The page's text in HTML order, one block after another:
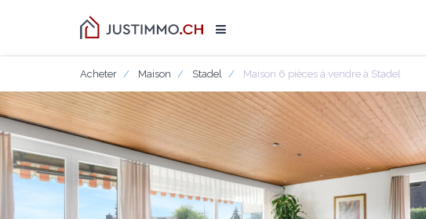
Acheter Maison Stadel Maison 6 pièces à vendre à Stadel